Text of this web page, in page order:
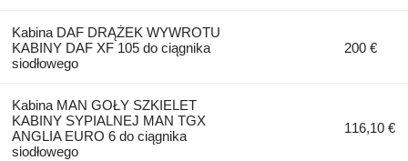
Kabina DAF DRĄŻEK WYWROTU
KABINY DAF XF 105 do ciągnika
siodłowego
200 €
Kabina MAN GOŁY SZKIELET
KABINY SYPIALNEJ MAN TGX
ANGLIA EURO 6 do ciągnika
siodłowego
116,10 €